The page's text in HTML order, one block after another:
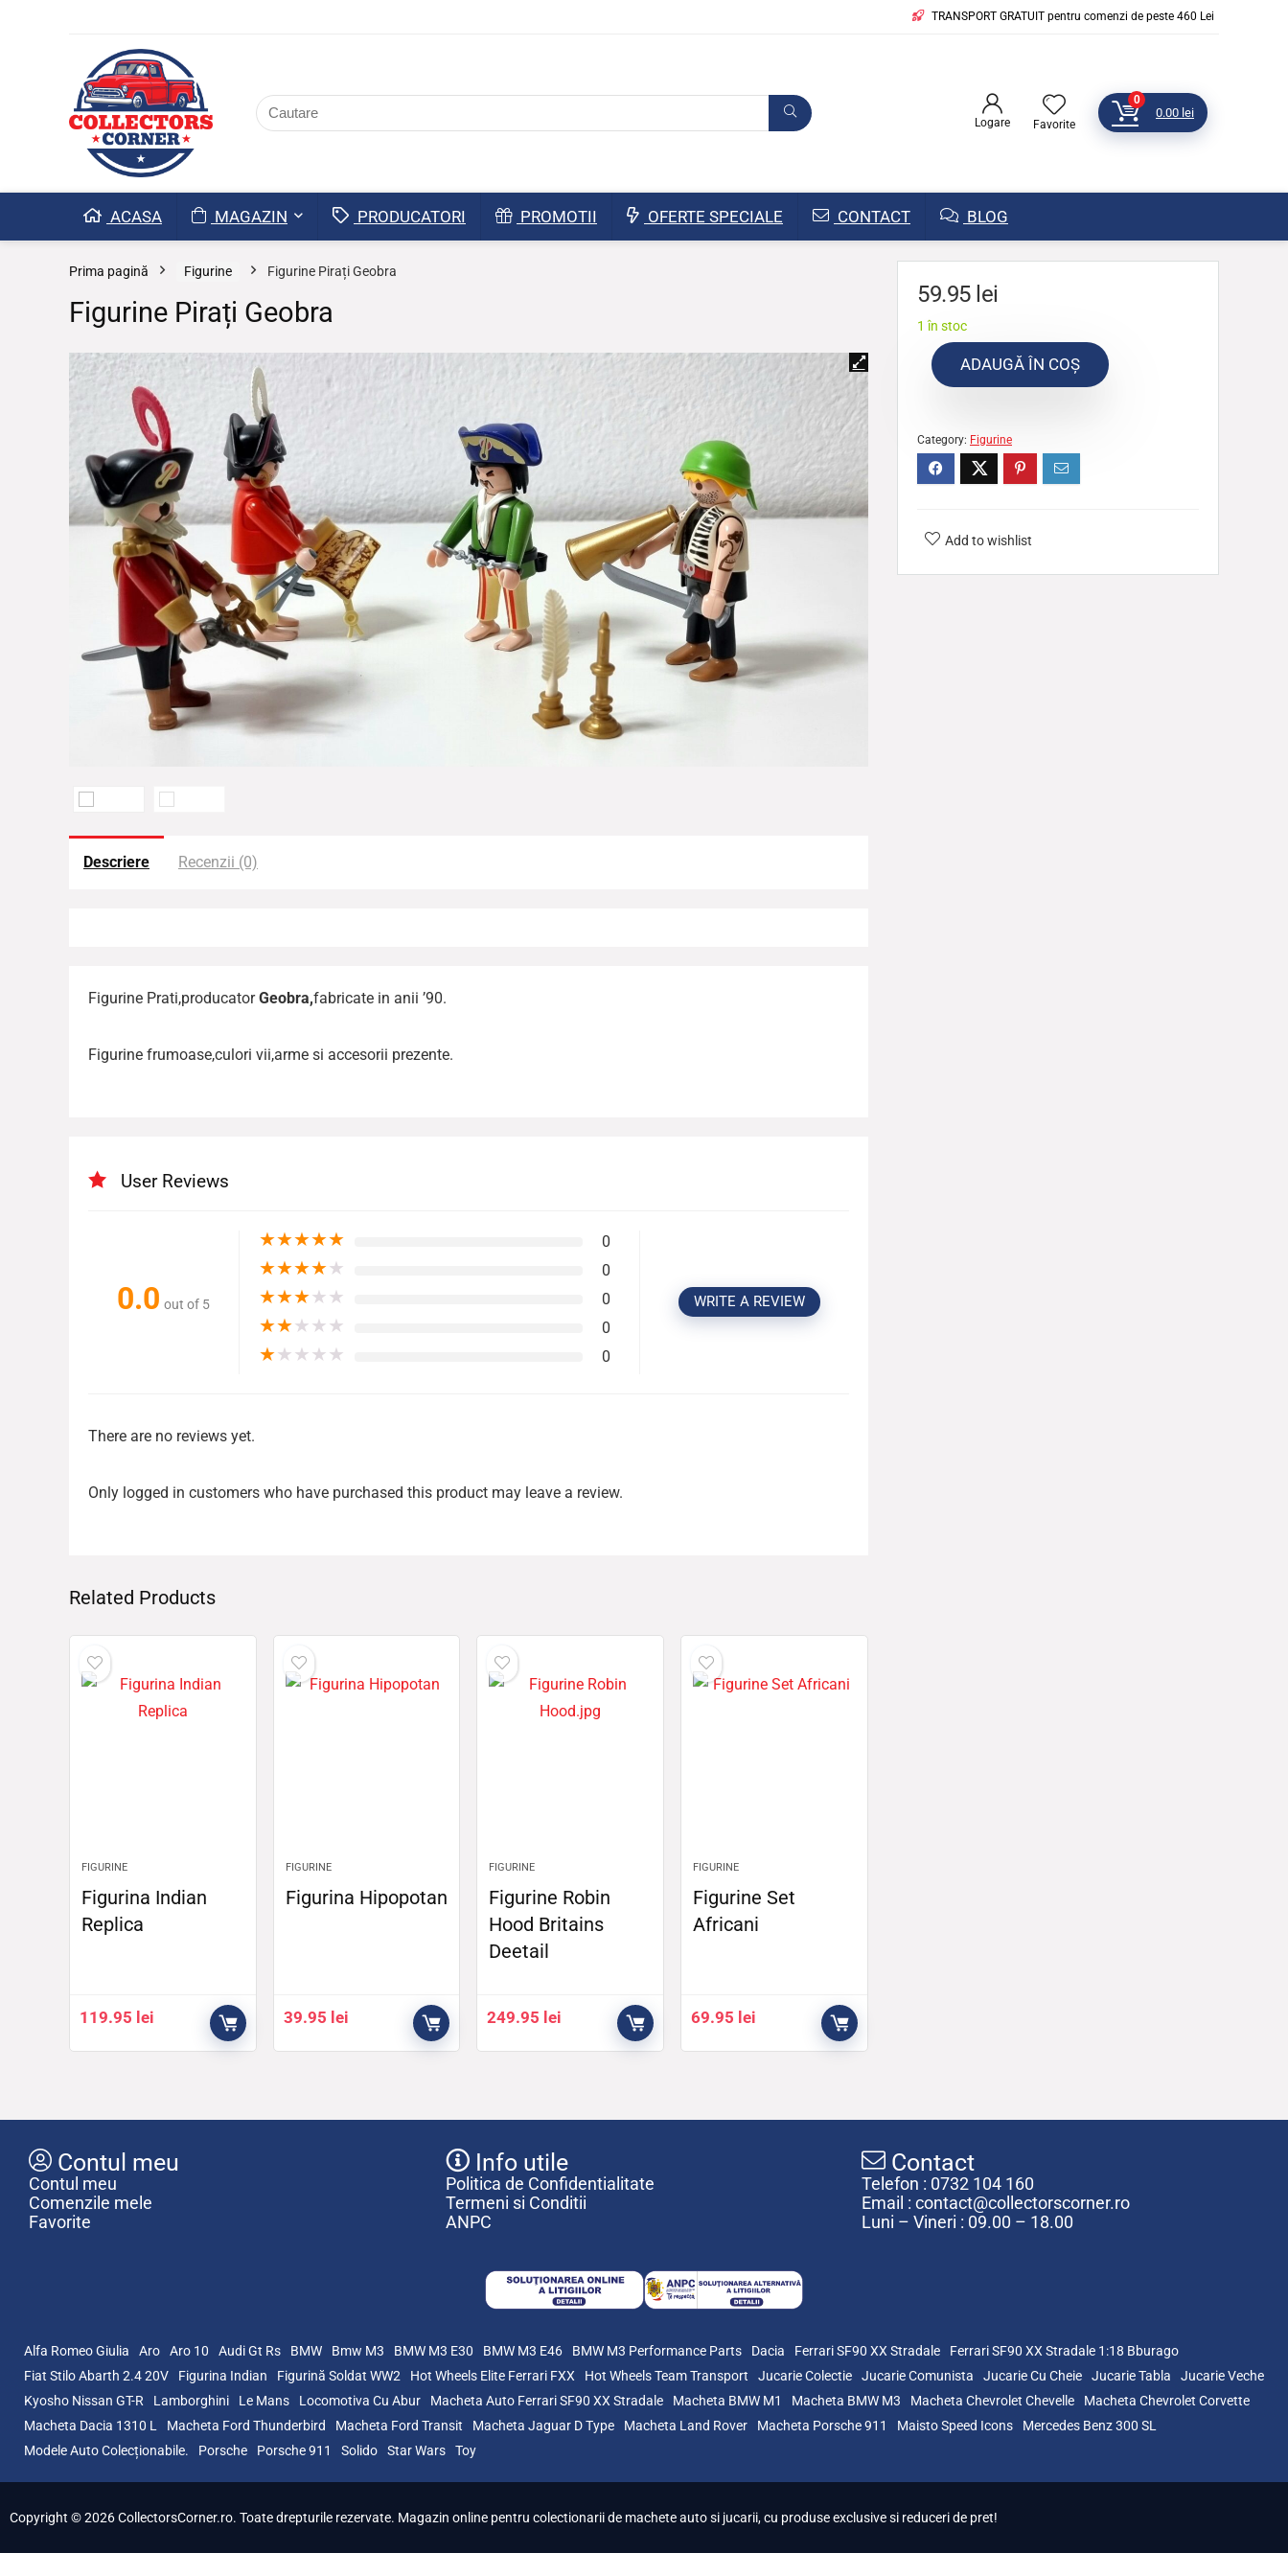
TRANSPORT GRATUIT pentru comenzi de peste 460 Lei
Logare Favorite
0
0.00 lei
ACASA MAGAZIN PRODUCATORI PROMOTII OFERTE SPECIALE CONTACT BLOG
Prima pagină Figurine Figurine Pirați Geobra
Figurine Pirați Geobra
Descriere Recenzii (0)
Figurine Prati,producator Geobra,fabricate in anii ’90.
Figurine frumoase,culori vii,arme si accesorii prezente.
User Reviews
0.0 out of 5
★★★★★ 0
★★★★★ 0
★★★★★ 0
★★★★★ 0
★★★★★ 0
WRITE A REVIEW
There are no reviews yet.
Only logged in customers who have purchased this product may leave a review.
Related Products
FIGURINE
Figurina Indian
Replica
119.95 lei
FIGURINE
Figurina Hipopotan
39.95 lei
FIGURINE
Figurine Robin
Hood Britains
Deetail
249.95 lei
FIGURINE
Figurine Set
Africani
69.95 lei
59.95 lei
1 în stoc
ADAUGĂ ÎN COȘ
Category: Figurine
Add to wishlist
Contul meu
Contul meu
Comenzile mele
Favorite
Info utile
Politica de Confidentialitate
Termeni si Conditii
ANPC
Contact
Telefon : 0732 104 160
Email : contact@collectorscorner.ro
Luni – Vineri : 09.00 – 18.00
Alfa Romeo Giulia Aro Aro 10 Audi Gt Rs BMW Bmw M3 BMW M3 E30 BMW M3 E46 BMW M3 Performance Parts Dacia Ferrari SF90 XX Stradale
Ferrari SF90 XX Stradale 1:18 Bburago
Fiat Stilo Abarth 2.4 20V
Figurina Indian Figurină Soldat WW2 Hot Wheels Elite Ferrari FXX Hot Wheels Team Transport Jucarie Colectie Jucarie Comunista Jucarie Cu Cheie Jucarie Tabla
Jucarie Veche
Kyosho Nissan GT-R
Lamborghini Le Mans Locomotiva Cu Abur Macheta Auto Ferrari SF90 XX Stradale Macheta BMW M1 Macheta BMW M3 Macheta Chevrolet Chevelle
Macheta Chevrolet Corvette
Macheta Dacia 1310 L
Macheta Ford Thunderbird Macheta Ford Transit Macheta Jaguar D Type Macheta Land Rover Macheta Porsche 911 Maisto Speed Icons
Mercedes Benz 300 SL
Modele Auto Colecționabile.
Porsche Porsche 911 Solido Star Wars Toy
Copyright © 2026 CollectorsCorner.ro. Toate drepturile rezervate. Magazin online pentru colectionarii de machete auto si jucarii, cu produse exclusive si reduceri de pret!